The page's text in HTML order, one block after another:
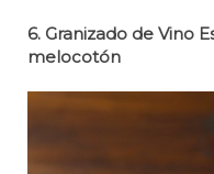
6. Granizado de Vino
melocotón